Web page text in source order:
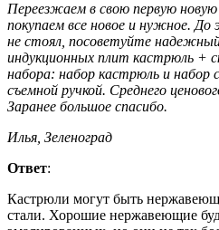
Переезжаем в свою первую
покупаем все новое и нужное. До
не стоял, посоветуйте
индукционных плит кастрюль +
набора: набор кастрюль и набор
съемной ручкой. Среднего
Заранее большое спасибо.
Илья, Зеленоград
Ответ:
Кастрюли могут быть
стали. Хорошие нержавеющие